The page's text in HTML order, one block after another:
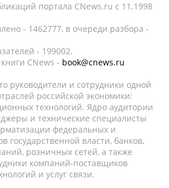
портала CNews.ru c 11.1998
- 1462777, в очереди разбора -
- 199002.
CNews - book@cnews.ru
руководители и сотрудники одной
российской экономики:
технологий. Ядро аудитории
и технические специалисты
федеральных и
государственной власти, банков,
розничных сетей, а также
компаний-поставщиков
и услуг связи.